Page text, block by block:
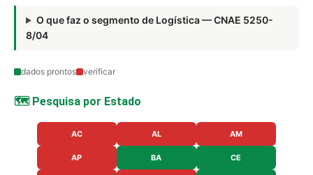
O que faz o segmento de Logística — CNAE 5250-
8/04
dados prontos verificar
🗺️ Pesquisa por Estado
AC AL AM
AP BA CE